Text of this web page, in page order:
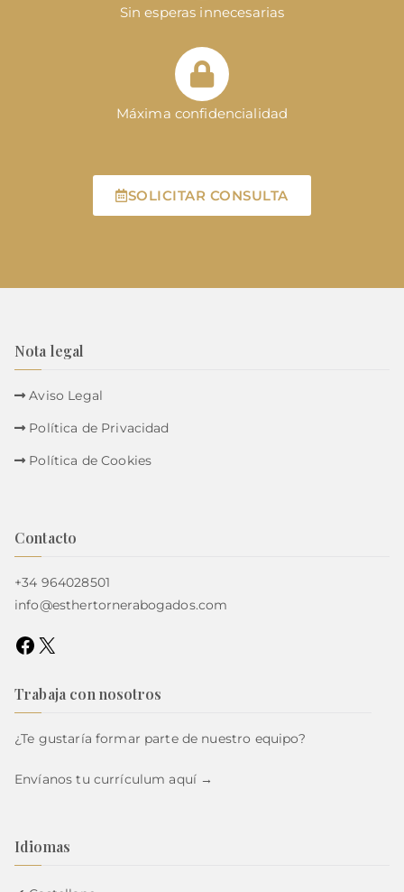
Sin esperas innecesarias
Máxima confidencialidad
SOLICITAR CONSULTA
Nota legal
Aviso Legal
Política de Privacidad
Política de Cookies
Contacto
+34 964028501
info@esthertornerabogados.com
Trabaja con nosotros
¿Te gustaría formar parte de nuestro equipo?
Envíanos tu currículumaquí →
Idiomas